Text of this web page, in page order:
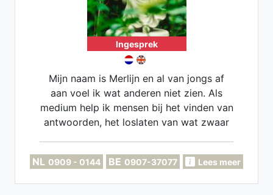
Ingesprek
Mijn naam is Merlijn en al van jongs af
aan voel ik wat anderen niet zien. Als
medium help ik mensen bij het vinden van
antwoorden, het loslaten van wat zwaar
kracht. In een consult werk ik intuïtief,
eerlijk en met veel zachtheid. Geen
drama, geen vage praatjes — gewoon
NL 0909 - 0144 BE 0907-37077 Lees meer